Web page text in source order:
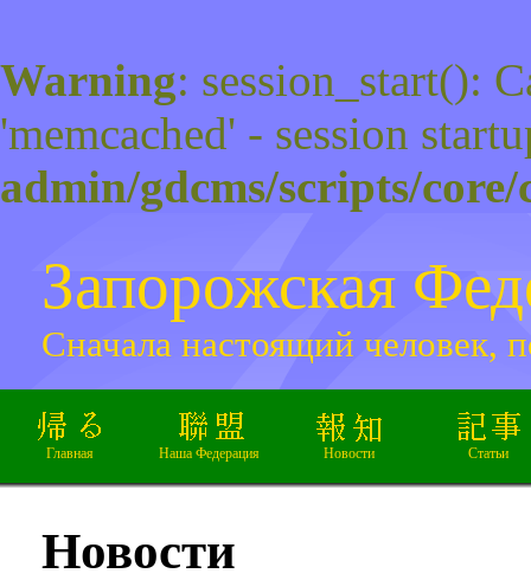
Warning: session_start():
'memcached' - session
admin/gdcms/scripts/
Запорожская
Сначала настоящий человек,
Главная Наша Федерация Новости Статьи
Новости